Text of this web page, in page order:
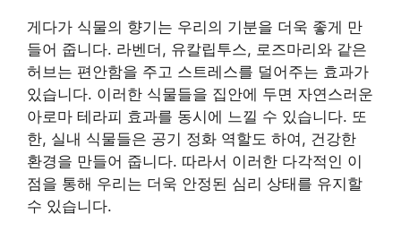
게다가 식물의 향기는 우리의 기분을 더욱 좋게 만
들어 줍니다. 라벤더, 유칼립투스, 로즈마리와 같은
허브는 편안함을 주고 스트레스를 덜어주는 효과가
있습니다. 이러한 식물들을 집안에 두면 자연스러운
아로마 테라피 효과를 동시에 느낄 수 있습니다. 또
한, 실내 식물들은 공기 정화 역할도 하여, 건강한
환경을 만들어 줍니다. 따라서 이러한 다각적인 이
점을 통해 우리는 더욱 안정된 심리 상태를 유지할
수 있습니다.